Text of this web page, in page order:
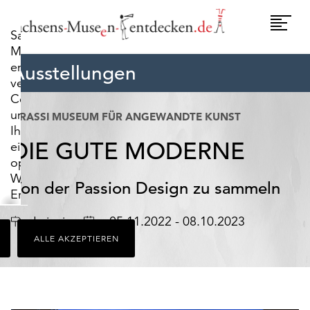
Sachsens-
Museen-
entdecken.de
verwendet
Cookies,
um
Ihnen
ein
optimales
Webseiten-
Erlebnis
zu
bieten.
Dazu
zählen
für
ALLE AKZEPTIEREN
Ausstellungen
GRASSI MUSEUM FÜR ANGEWANDTE KUNST
DIE GUTE MODERNE
Von der Passion Design zu sammeln
Ort Leipzig Datum05.11.2022 - 08.10.2023